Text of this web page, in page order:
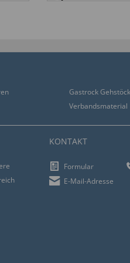
Gastrock
Verbandsmaterial
KONTAKT
Formular
E-Mail-Adresse